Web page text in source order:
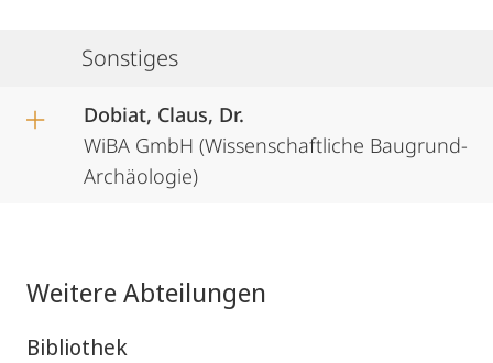
Sonstiges
Dobiat, Claus, Dr.
WiBA GmbH (Wissenschaftliche Baugrund-
Archäologie)
Weitere Abteilungen
Bibliothek